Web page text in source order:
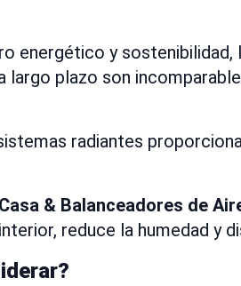
energético y
largo plazo son
radiantes
& Balanceadores de
reduce la humedad y